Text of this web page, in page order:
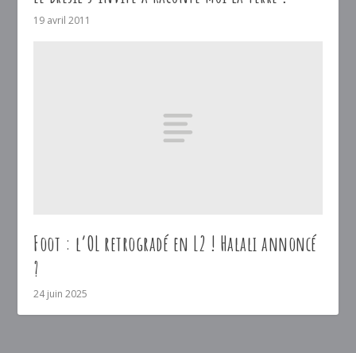
19 avril 2011
Foot : l’OL retrogradé en L2 ! Halali annoncé
?
24 juin 2025